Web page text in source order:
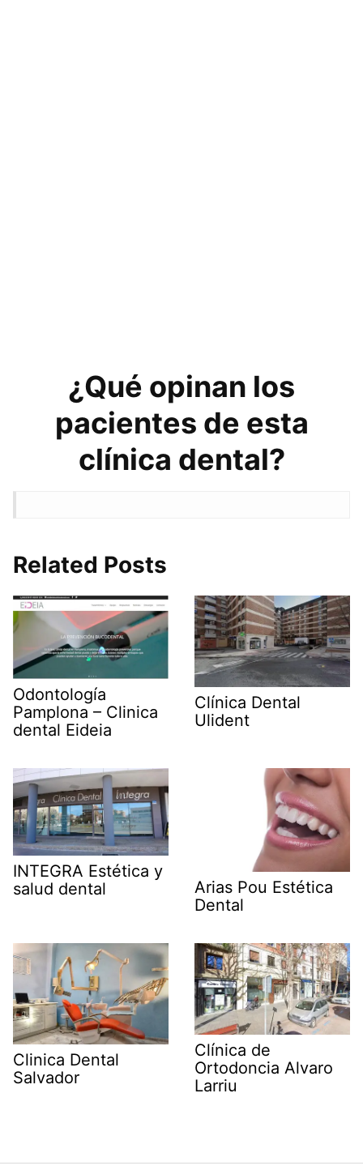
¿Qué opinan los
pacientes de esta
clínica dental?
Related Posts
Odontología
Pamplona – Clinica
dental Eideia
Clínica Dental
Ulident
INTEGRA Estética y
salud dental
Arias Pou Estética
Dental
Clinica Dental
Salvador
Clínica de
Ortodoncia Alvaro
Larriu